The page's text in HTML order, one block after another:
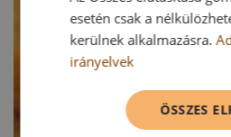
esetén csak a
kerülnek alkalmazásra.
irányelvek
ÖSSZES